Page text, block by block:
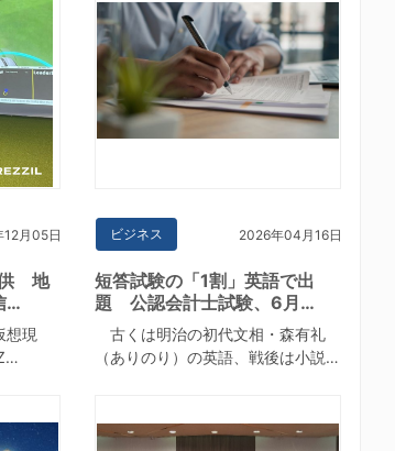
月05日
供 地
…
想現
ビジネス 2026年04月16日
短答試験の「1割」英語で出
題 公認会計士試験、6月…
古くは明治の初代文相・森有礼
（ありのり）の英語、戦後は小説…